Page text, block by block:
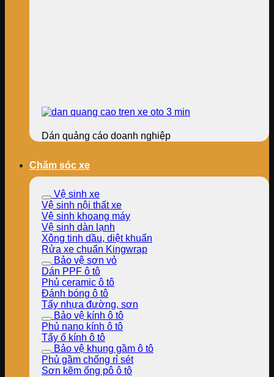
Dán quảng cáo doanh nghiệp
Chăm sóc xe
Vệ sinh xe
Vệ sinh nội thất xe
Vệ sinh khoang máy
Vệ sinh dàn lạnh
Xông tinh dầu, diệt khuẩn
Rửa xe chuẩn Kingwrap
Bảo vệ sơn vỏ
Dán PPF ô tô
Phủ ceramic ô tô
Đánh bóng ô tô
Tẩy nhựa đường, sơn
Bảo vệ kính ô tô
Phủ nano kính ô tô
Tẩy ố kính ô tô
Bảo vệ khung gầm ô tô
Phủ gầm chống rỉ sét
Sơn kẽm ống pô ô tô